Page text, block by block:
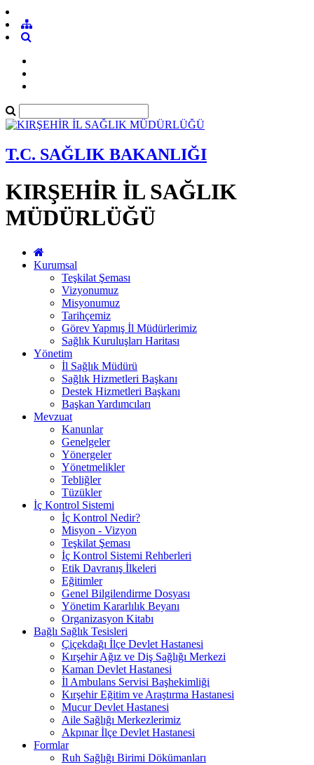
T.C. SAĞLIK BAKANLIĞI
KIRŞEHİR İL SAĞLIK
MÜDÜRLÜĞÜ
Kurumsal
Teşkilat Şeması
Vizyonumuz
Misyonumuz
Tarihçemiz
Görev Yapmış İl Müdürlerimiz
Sağlık Kuruluşları Haritası
Yönetim
İl Sağlık Müdürü
Sağlık Hizmetleri Başkanı
Destek Hizmetleri Başkanı
Başkan Yardımcıları
Mevzuat
Kanunlar
Genelgeler
Yönergeler
Yönetmelikler
Tebliğler
Tüzükler
İç Kontrol Sistemi
İç Kontrol Nedir?
Misyon - Vizyon
Teşkilat Şeması
İç Kontrol Sistemi Rehberleri
Etik Davranış İlkeleri
Eğitimler
Genel Bilgilendirme Dosyası
Yönetim Kararlılık Beyanı
Organizasyon Kitabı
Bağlı Sağlık Tesisleri
Çiçekdağı İlçe Devlet Hastanesi
Kırşehir Ağız ve Diş Sağlığı Merkezi
Kaman Devlet Hastanesi
İl Ambulans Servisi Başhekimliği
Kırşehir Eğitim ve Araştırma Hastanesi
Mucur Devlet Hastanesi
Aile Sağlığı Merkezlerimiz
Akpınar İlçe Devlet Hastanesi
Formlar
Ruh Sağlığı Birimi Dökümanları